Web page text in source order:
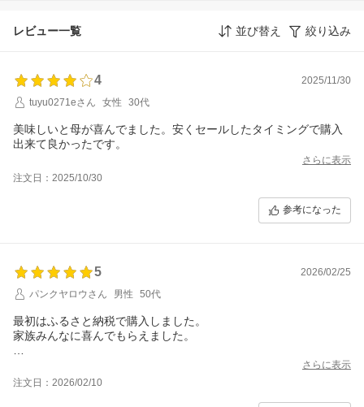
レビュー一覧 並び替え 絞り込み
4
2025/11/30
tuyu0271eさん
女性 30代
美味しいと母が喜んでました。安くセールしたタイミングで購入
出来て良かったです。
さらに表示
注文日：2025/10/30
参考になった
5
2026/02/25
パンクヤロウさん
男性 50代
最初はふるさと納税で購入しました。
家族みんなに喜んでもらえました。
前回は通常購入、今回も通常購入と3回購入しましたが、品質も良
くとにかく美味しい！
さらに表示
注文日：2026/02/10